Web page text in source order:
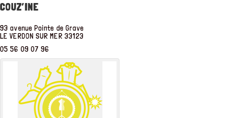
COUZ’INE
93 avenue Pointe de Grave
LE VERDON SUR MER 33123
05 56 09 07 96